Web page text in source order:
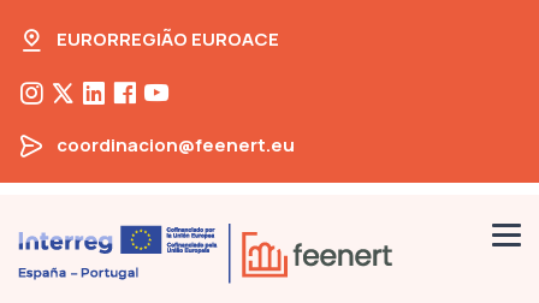
EURORREGIÃO EUROACE
coordinacion@feenert.eu